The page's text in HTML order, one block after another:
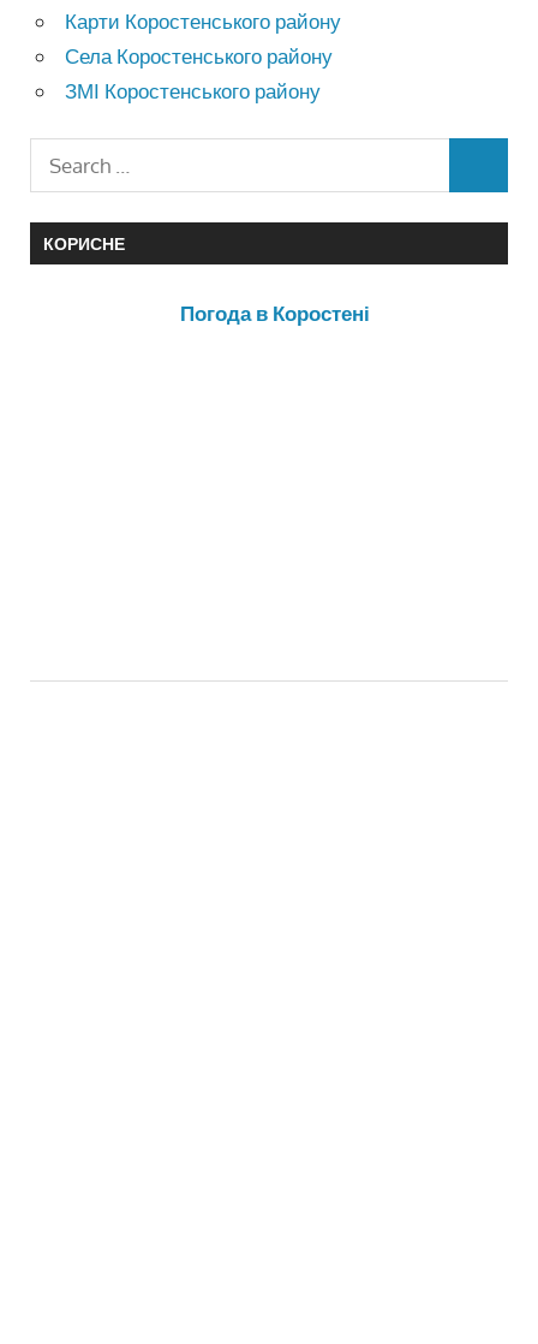
Карти Коростенського району
Села Коростенського району
ЗМІ Коростенського району
КОРИСНЕ
Погода в Коростені